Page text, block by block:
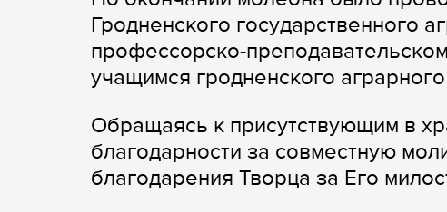
Гродненского государственного
профессорско-
учащимся гродненского
Обращаясь к присутствующим в
благодарности за совместную
благодарения Творца за Его